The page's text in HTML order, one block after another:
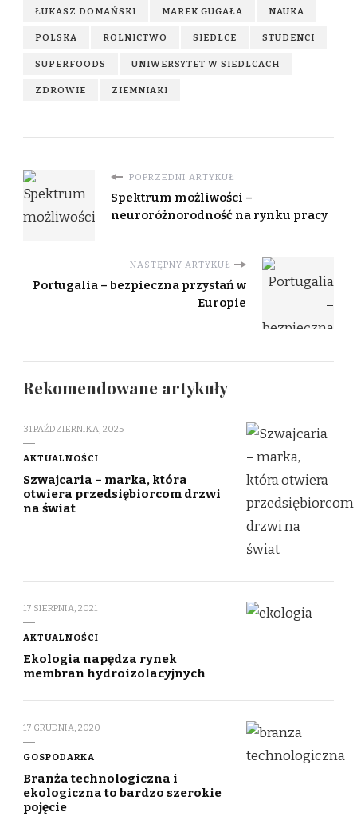
ŁUKASZ DOMAŃSKI MAREK GUGAŁA NAUKA
POLSKA ROLNICTWO SIEDLCE STUDENCI
SUPERFOODS UNIWERSYTET W SIEDLCACH
ZDROWIE ZIEMNIAKI
POPRZEDNI ARTYKUŁ
Spektrum możliwości –
neuroróżnorodność na rynku pracy
NASTĘPNY ARTYKUŁ
Portugalia – bezpieczna przystań w
Europie
Rekomendowane artykuły
31 PAŹDZIERNIKA, 2025
AKTUALNOŚCI
Szwajcaria – marka, która
otwiera przedsiębiorcom drzwi
na świat
17 SIERPNIA, 2021
AKTUALNOŚCI
Ekologia napędza rynek
membran hydroizolacyjnych
17 GRUDNIA, 2020
GOSPODARKA
Branża technologiczna i
ekologiczna to bardzo szerokie
pojęcie